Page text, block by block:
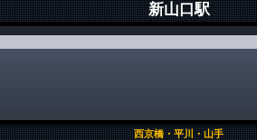
新山口駅
西京橋・平川・山手